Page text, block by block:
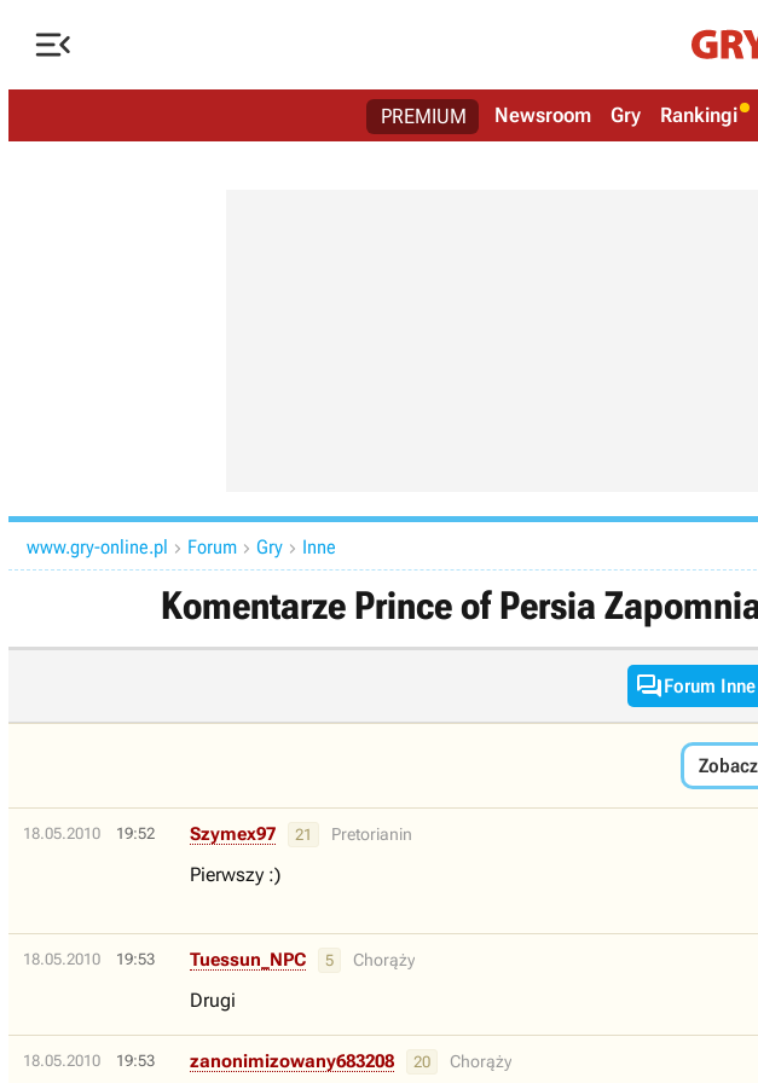

PREMIUM Newsroom Gry Rankingi
www.gry-online.pl  Forum  Gry  Inne
Komentarze Prince of Persia
Forum Inne
18.05.2010 19:52 Szymex97 21 Pretorianin
Pierwszy :)
18.05.2010 19:53 Tuessun_NPC 5 Chorąży
Drugi
18.05.2010 19:53 zanonimizowany683208 20 Chorąży